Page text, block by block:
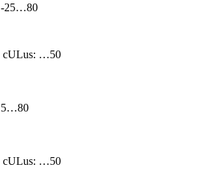
-25…80
cULus: …50
5…80
cULus: …50